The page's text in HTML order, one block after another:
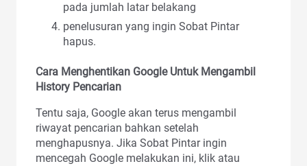
pada jumlah latar belakang
penelusuran yang ingin Sobat Pintar
hapus.
Cara Menghentikan Google Untuk Mengambil
History Pencarian
Tentu saja, Google akan terus mengambil
riwayat pencarian bahkan setelah
menghapusnya. Jika Sobat Pintar ingin
mencegah Google melakukan ini, klik atau